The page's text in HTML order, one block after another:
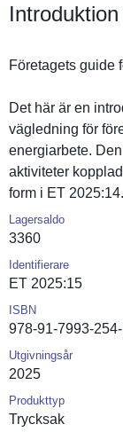
Företagets guide
Det här är en
vägledning för
energiarbe­te.
aktivitete­r
form i ET 2025:14.
Lagersaldo
3360
Identifierare
ET 2025:15
ISBN
978-91-7993-
Utgivningsår
2025
Produkttyp
Trycksak